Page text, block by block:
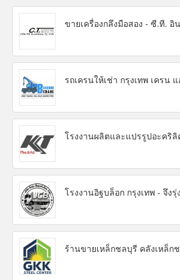
ขายเครื่องกลึงมือสอง - ซี.ที. อิ
รถเครนให้เช่า กรุงเทพ เครน
โรงงานผลิตและแปรรูปอะคริลิ
โรงงานอิฐบล็อก กรุงเทพ - จึง
ร้านขายเหล็กชลบุรี คลังเหล็ก